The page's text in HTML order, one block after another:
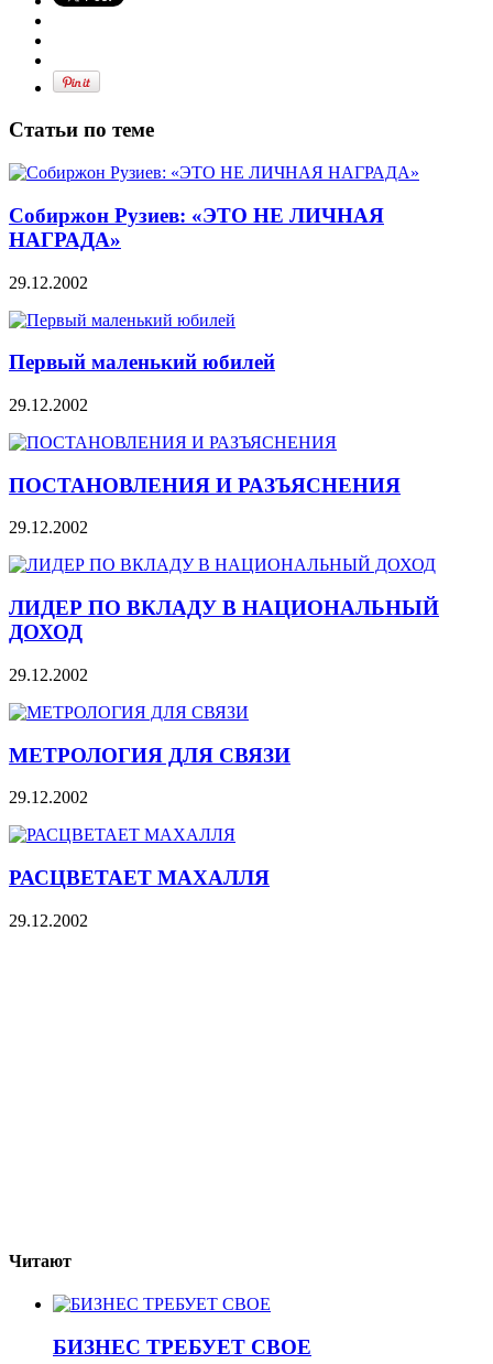
Статьи по теме
Собиржон Рузиев: «ЭТО НЕ ЛИЧНАЯ
НАГРАДА»
29.12.2002
Первый маленький юбилей
29.12.2002
ПОСТАНОВЛЕНИЯ И РАЗЪЯСНЕНИЯ
29.12.2002
ЛИДЕР ПО ВКЛАДУ В НАЦИОНАЛЬНЫЙ
ДОХОД
29.12.2002
МЕТРОЛОГИЯ ДЛЯ СВЯЗИ
29.12.2002
РАСЦВЕТАЕТ МАХАЛЛЯ
29.12.2002
Читают
БИЗНЕС ТРЕБУЕТ СВОЕ